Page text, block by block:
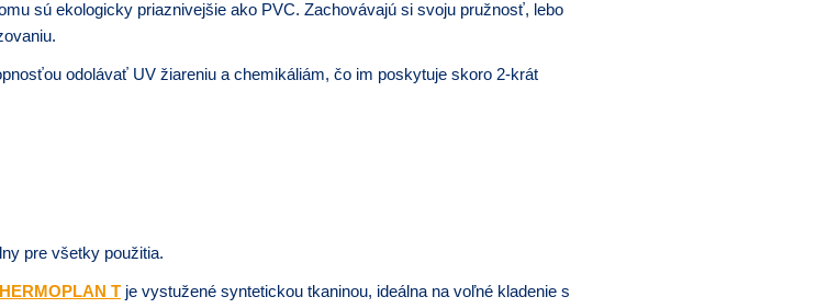
sú ekologicky priaznivejšie ako PVC. Zachovávajú si svoju pružnosť, lebo
odolávať UV žiareniu a chemikáliám, čo im poskytuje skoro 2-krát
pre všetky použitia.
T je vystužené syntetickou tkaninou, ideálna na voľné kladenie s